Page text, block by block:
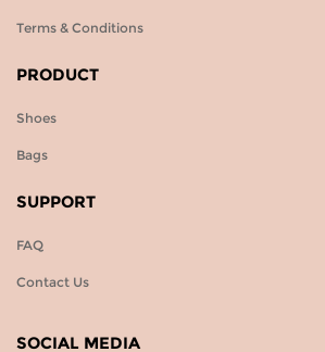
Terms & Conditions
PRODUCT
Shoes
Bags
SUPPORT
FAQ
Contact Us
SOCIAL MEDIA